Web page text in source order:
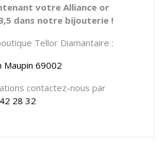
votre Alliance or
dans notre bijouterie !
Tellor Diamantaire :
Maupin 69002
contactez-nous par
28 32